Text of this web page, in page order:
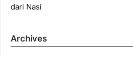
dari Nasi
Archives